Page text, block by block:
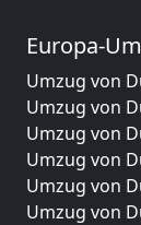
Europa-
Umzug von
Umzug von
Umzug von
Umzug von
Umzug von
Umzug von